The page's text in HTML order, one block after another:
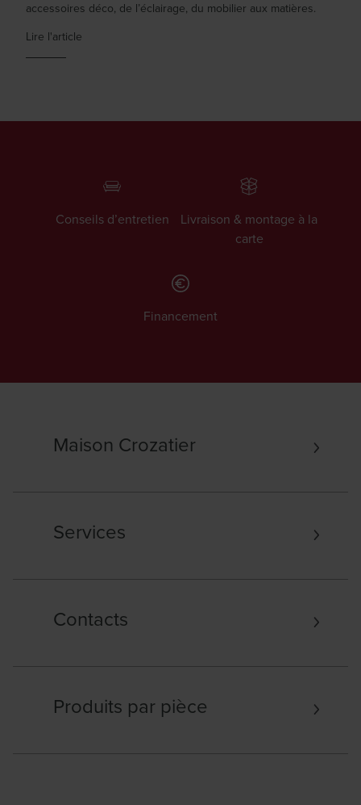
accessoires déco, de l’éclairage, du mobilier aux matières.
Lire l'article
Conseils d’entretien
Livraison & montage à la
carte
Financement
Maison Crozatier
Services
Contacts
Produits par pièce